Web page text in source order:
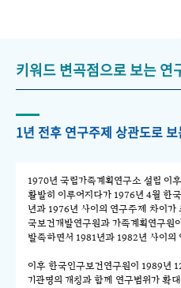
키워드 변곡점으로 보는 연
1년 전후 연구주제 상관도로
1970년 국립가족계획연구소 설립 이
활발히 이루어지다가 1976년 4월 한
년과 1976년 사이의 연구주제 차이
국보건개발연구원과 가족계획연구원
발족하면서 1981년과 1982년 사이의
이후 한국인구보건연구원이 1989년
기관명의 개칭과 함께 연구범위가 확